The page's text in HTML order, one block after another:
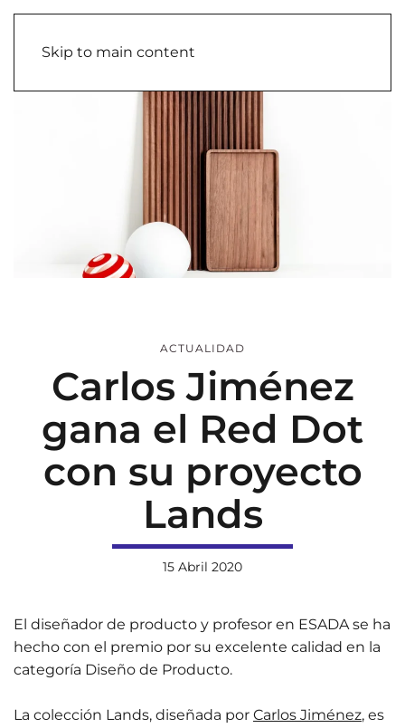
Skip to main content
ACTUALIDAD
Carlos Jiménez
gana el Red Dot
con su proyecto
Lands
15 Abril 2020
El diseñador de producto y profesor en ESADA se ha
hecho con el premio por su excelente calidad en la
categoría Diseño de Producto.
La colección Lands, diseñada por Carlos Jiménez, es